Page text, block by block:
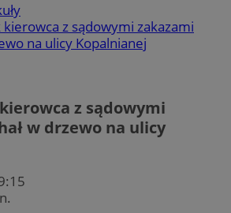
kierowca z sądowymi zakazami
na ulicy Kopalnianej
z sądowymi
w drzewo na ulicy